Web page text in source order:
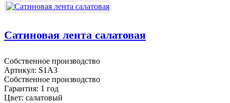
Сатиновая лента салатовая
Собственное производство
Артикул: S1А3
Собственное производство
Гарантия: 1 год
Цвет: салатовый